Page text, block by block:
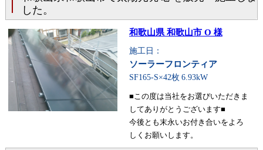
した。
和歌山県 和歌山市 O 様
施工日：
ソーラーフロンティア
SF165-S×42枚 6.93kW
■この度は当社をお選びいただきま
してありがとうございます■
今後とも末永いお付き合いをよろ
しくお願いします。